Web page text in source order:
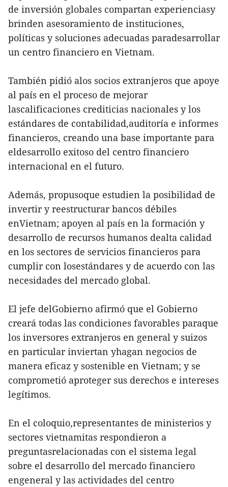
de inversión globales compartan experienciasy
brinden asesoramiento de instituciones,
políticas y soluciones adecuadas paradesarrollar
un centro financiero en Vietnam.
También pidió alos socios extranjeros que apoye
al país en el proceso de mejorar
lascalificaciones crediticias nacionales y los
estándares de contabilidad,auditoría e informes
financieros, creando una base importante para
eldesarrollo exitoso del centro financiero
internacional en el futuro.
Además, propusoque estudien la posibilidad de
invertir y reestructurar bancos débiles
enVietnam; apoyen al país en la formación y
desarrollo de recursos humanos dealta calidad
en los sectores de servicios financieros para
cumplir con losestándares y de acuerdo con las
necesidades del mercado global.
El jefe delGobierno afirmó que el Gobierno
creará todas las condiciones favorables paraque
los inversores extranjeros en general y suizos
en particular inviertan yhagan negocios de
manera eficaz y sostenible en Vietnam; y se
comprometió aproteger sus derechos e intereses
legítimos.
En el coloquio,representantes de ministerios y
sectores vietnamitas respondieron a
preguntasrelacionadas con el sistema legal
sobre el desarrollo del mercado financiero
engeneral y las actividades del centro